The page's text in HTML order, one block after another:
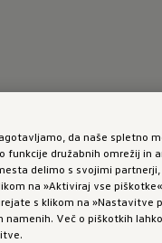
da naše spletno
funkcije družabnih omrežij in
delimo s svojimi
na »Aktiviraj vse
s klikom na »Nastavitve
namenih. Več o piškotkih